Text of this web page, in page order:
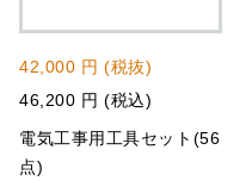
42,000 円 (税抜)
46,200 円 (税込)
電気工事用工具セット(56
点)